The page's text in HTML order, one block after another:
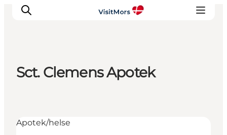
Overnatning
Sct. Clemens Apotek
Apotek/helse